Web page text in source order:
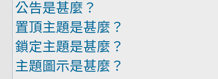
公告是甚麼？
置頂主題是甚麼？
鎖定主題是甚麼？
主題圖示是甚麼？